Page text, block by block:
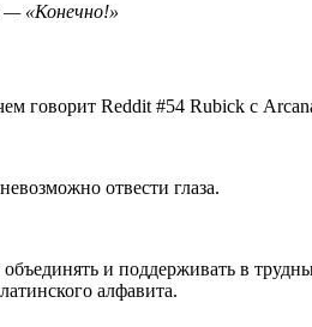
«Конечно!»
Rubick с
отвести глаза.
и поддерживать в
алфавита.